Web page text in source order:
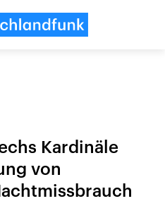
Kardinäle
von